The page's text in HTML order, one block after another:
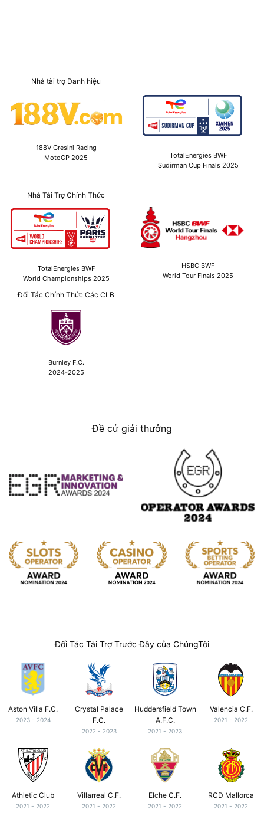
Nhà tài trợ Danh hiệu
188V Gresini Racing
MotoGP 2025
TotalEnergies BWF
Sudirman Cup Finals 2025
Nhà Tài Trợ Chính Thức
TotalEnergies BWF
World Championships 2025
HSBC BWF
World Tour Finals 2025
Đối Tác Chính Thức Các CLB
Burnley F.C.
2024-2025
Đề cử giải thưởng
Đối Tác Tài Trợ Trước Đây của ChúngTôi
Aston Villa F.C.
2023 - 2024
Crystal Palace
F.C.
2022 - 2023
Huddersfield Town
A.F.C.
2021 - 2023
Valencia C.F.
2021 - 2022
Athletic Club
2021 - 2022
Villarreal C.F.
2021 - 2022
Elche C.F.
2021 - 2022
RCD Mallorca
2021 - 2022